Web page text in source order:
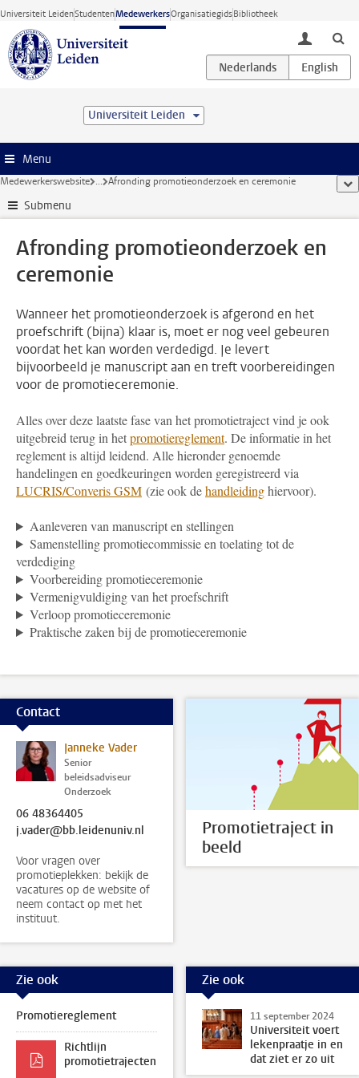
Ga direct naar de inhoud
Universiteit LeidenStudentenMedewerkersOrganisatiegidsBibliotheek
toggle
Universiteit Leiden
Menu
Medewerkerswebsite ... Afronding promotieonderzoek en ceremonie
Submenu
Afronding promotieonderzoek en
ceremonie
Wanneer het promotieonderzoek is afgerond en het
proefschrift (bijna) klaar is, moet er nog veel gebeuren
voordat het kan worden verdedigd. Je levert
bijvoorbeeld je manuscript aan en treft voorbereidingen
voor de promotieceremonie.
Alles over deze laatste fase van het promotietraject vind je ook
uitgebreid terug in hetpromotiereglement. De informatie in het
reglement is altijd leidend. Alle hieronder genoemde
handelingen en goedkeuringen worden geregistreerd via
LUCRIS/Converis GSM (zie ook dehandleidinghiervoor).
Aanleveren van manuscript en stellingen
Samenstelling promotiecommissie en toelating tot de
verdediging
Voorbereiding promotieceremonie
Vermenigvuldiging van het proefschrift
Verloop promotieceremonie
Praktische zaken bij de promotieceremonie
Contact
Janneke Vader
Senior
beleidsadviseur
Onderzoek
06 48364405
j.vader@bb.leidenuniv.nl
Voor vragen over
promotieplekken: bekijk de
vacatures op de website of
neem contact op met het
instituut.
Promotietraject in
beeld
Zie ook
Promotiereglement
Richtlijn
promotietrajecten
Zie ook
11 september 2024
Universiteit voert
lekenpraatje in en
dat ziet er zo uit